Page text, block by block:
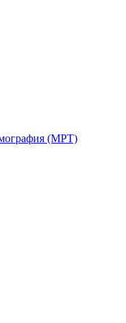
(МРТ)